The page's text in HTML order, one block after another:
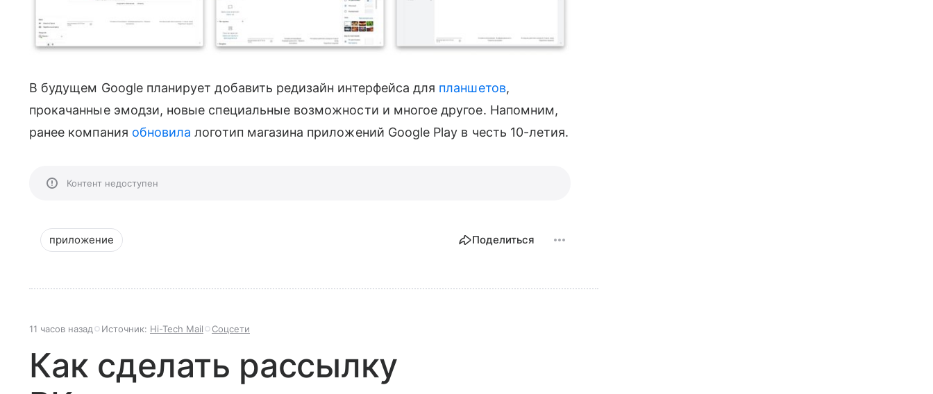
В будущем Google планирует добавить редизайн интерфейса для планшетов,
прокачанные эмодзи, новые специальные возможности и многое другое. Напомним,
ранее компания обновила логотип магазина приложений Google Play в честь 10-летия.
Контент недоступен
приложение Поделиться
11 часов назад Источник: Hi-Tech Mail Соцсети
Как сделать рассылку